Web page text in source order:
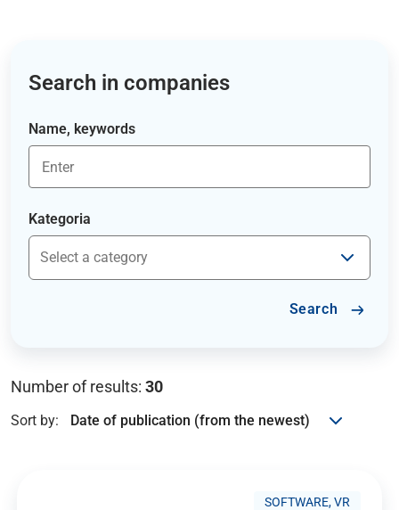
Search in companies
Name, keywords
Kategoria
Search
Number of results: 30
Sort by:
SOFTWARE, VR